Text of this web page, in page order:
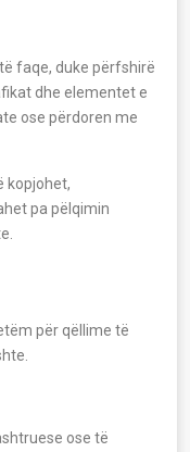
faqe, duke përfshirë
dhe elementet e
ose përdoren me
kopjohet,
pa pëlqimin
për qëllime të
ose të